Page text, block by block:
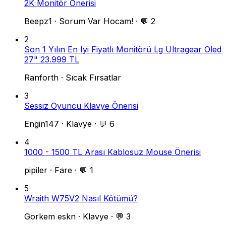
2K Monitör Önerisi
Beepz1 · Sorum Var Hocam! · 💬 2
2
Son 1 Yılın En Iyi Fiyatlı Monitörü Lg Ultragear Oled
27" 23.999 TL
Ranforth · Sıcak Fırsatlar
3
Sessiz Oyuncu Klavye Önerisi
Engin147 · Klavye · 💬 6
4
1000 - 1500 TL Arası Kablosuz Mouse Önerisi
pipiler · Fare · 💬 1
5
Wraith W75V2 Nasıl Kötümü?
Gorkem eskn · Klavye · 💬 3